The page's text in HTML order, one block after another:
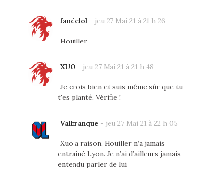
fandelol - jeu 27 Mai 21 à 21 h 26
Houiller
XUO- jeu 27 Mai 21 à 21 h 48
Je crois bien et suis même sûr que tu
t'es planté. Vérifie !
Valbranque- jeu 27 Mai 21 à 22 h 05
Xuo a raison. Houiller n’a jamais
entraîné Lyon. Je n’ai d’ailleurs jamais
entendu parler de lui